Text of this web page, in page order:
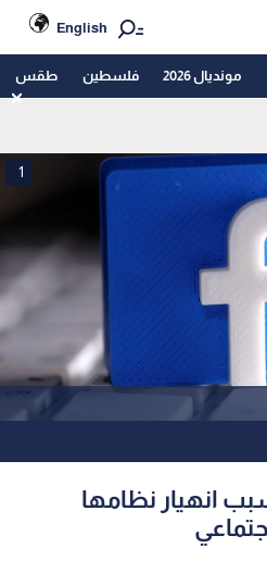
English
مونديال 2026 فلسطين طقس
1
انهيار نظامها